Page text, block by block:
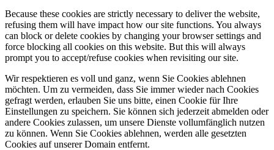
Because these cookies are strictly necessary to deliver the website,
refusing them will have impact how our site functions. You always
can block or delete cookies by changing your browser settings and
force blocking all cookies on this website. But this will always
prompt you to accept/refuse cookies when revisiting our site.
Wir respektieren es voll und ganz, wenn Sie Cookies ablehnen
möchten. Um zu vermeiden, dass Sie immer wieder nach Cookies
gefragt werden, erlauben Sie uns bitte, einen Cookie für Ihre
Einstellungen zu speichern. Sie können sich jederzeit abmelden oder
andere Cookies zulassen, um unsere Dienste vollumfänglich nutzen
zu können. Wenn Sie Cookies ablehnen, werden alle gesetzten
Cookies auf unserer Domain entfernt.